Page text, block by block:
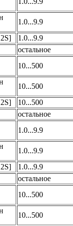
1.0...9.9
1.0...9.9
остальное
10...500
10...500
10...500
остальное
1.0...9.9
1.0...9.9
1.0...9.9
остальное
10...500
10...500